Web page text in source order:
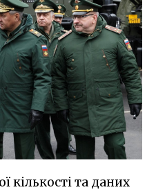
кількості та даних